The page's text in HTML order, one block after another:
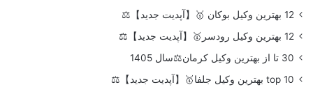
12 بهترین وکیل بوکان 🥇【آپدیت جدید】⚖️
12 بهترین وکیل رودسر🥇【آپدیت جدید】⚖️
30 تا از بهترین وکیل کرمان⚖️سال 1405
top 10 بهترین وکیل جلفا🥇【آپدیت جدید】⚖️